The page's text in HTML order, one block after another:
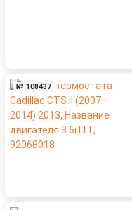
№ 108437